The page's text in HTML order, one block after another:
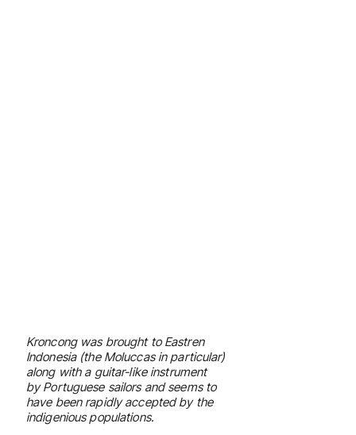
Kroncong was brought to Eastren
Indonesia (the Moluccas in particular)
along with a guitar-like instrument
by Portuguese sailors and seems to
have been rapidly accepted by the
indigenious populations.